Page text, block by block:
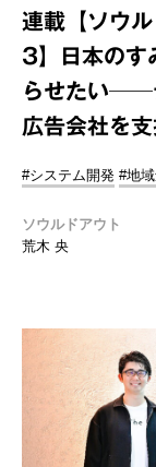
連載【ソウ
3】日本のす
らせたい──
広告会社を
#システム開発 #地
ソウルドアウト
荒木 央